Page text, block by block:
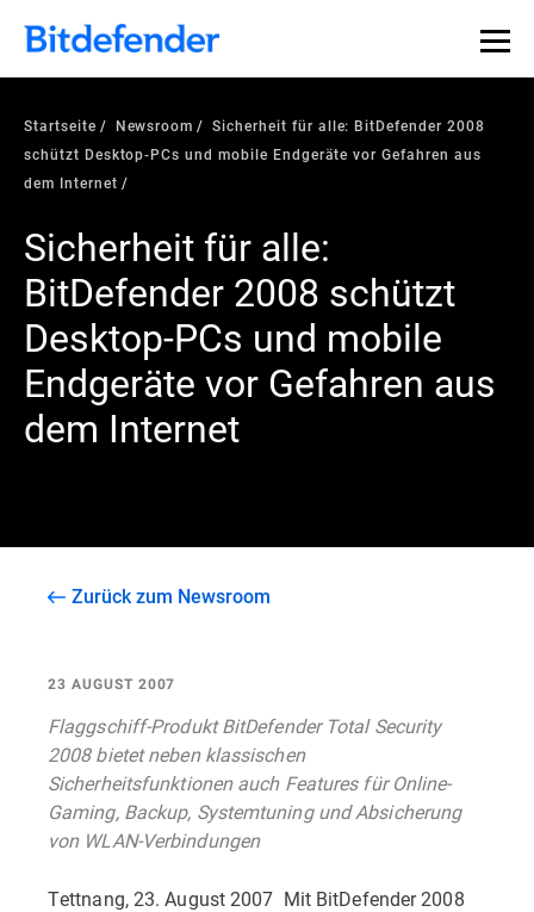
Startseite Newsroom
Sicherheit für alle: BitDefender 2008
schützt Desktop-PCs und mobile Endgeräte vor Gefahren aus
dem Internet
Sicherheit für alle:
BitDefender 2008 schützt
Desktop-PCs und mobile
Endgeräte vor Gefahren aus
dem Internet
Zurück zum Newsroom
23 AUGUST 2007
Flaggschiff-Produkt BitDefender Total Security
2008 bietet neben klassischen
Sicherheitsfunktionen auch Features für Online-
Gaming, Backup, Systemtuning und Absicherung
von WLAN-Verbindungen
Tettnang, 23. August 2007  Mit BitDefender 2008